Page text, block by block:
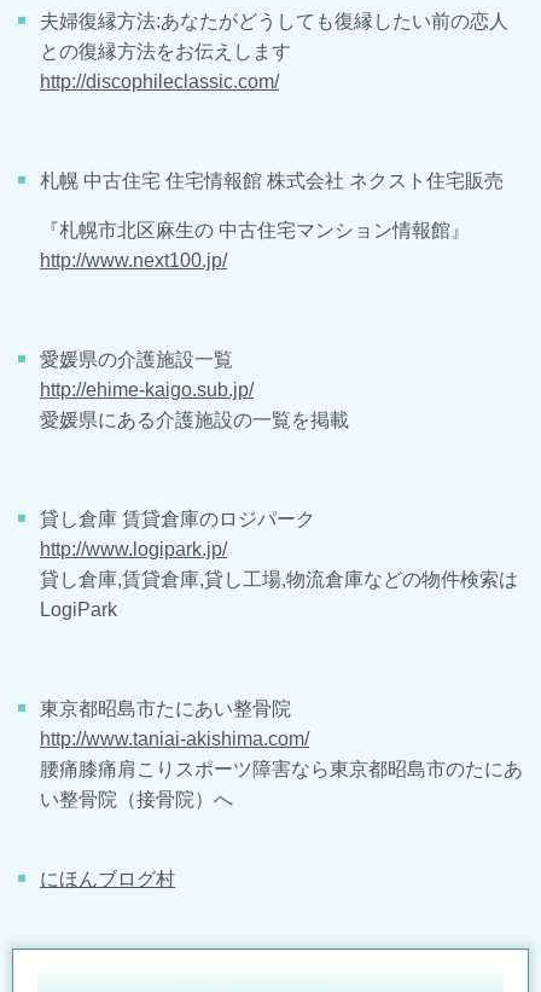
夫婦復縁方法:あなたがどうしても復縁したい前の恋人
との復縁方法をお伝えします
http://discophileclassic.com/
札幌 中古住宅 住宅情報館 株式会社 ネクスト住宅販売
『札幌市北区麻生の 中古住宅マンション情報館』
http://www.next100.jp/
愛媛県の介護施設一覧
http://ehime-kaigo.sub.jp/
愛媛県にある介護施設の一覧を掲載
貸し倉庫 賃貸倉庫のロジパーク
http://www.logipark.jp/
貸し倉庫,賃貸倉庫,貸し工場,物流倉庫などの物件検索は
LogiPark
東京都昭島市たにあい整骨院
http://www.taniai-akishima.com/
腰痛膝痛肩こりスポーツ障害なら東京都昭島市のたにあ
い整骨院（接骨院）へ
にほんブログ村